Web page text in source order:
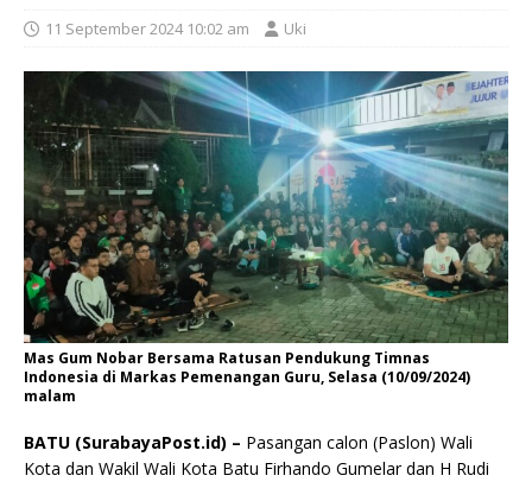
11 September 2024 10:02 am Uki
Mas Gum Nobar Bersama Ratusan Pendukung Timnas
Indonesia di Markas Pemenangan Guru, Selasa (10/09/2024)
malam
BATU (SurabayaPost.id) – Pasangan calon (Paslon) Wali
Kota dan Wakil Wali Kota Batu Firhando Gumelar dan H Rudi